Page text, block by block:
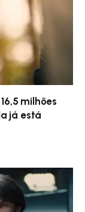
milhões
já está